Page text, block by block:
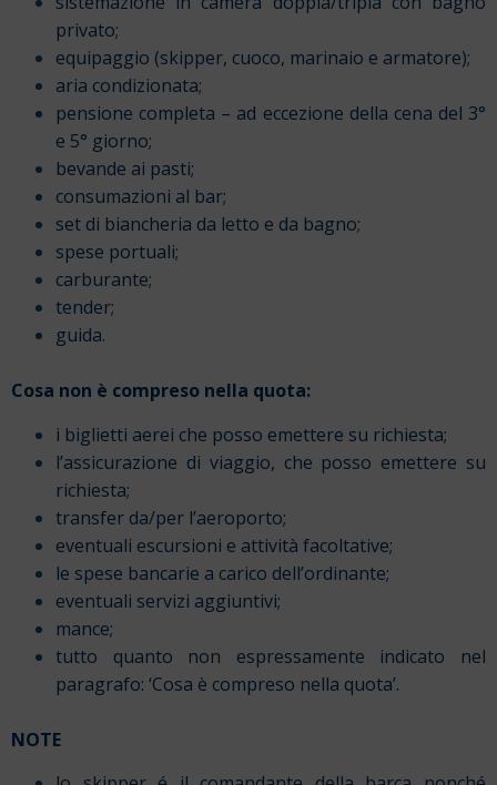
privato;
equipaggio (skipper, cuoco, marinaio e armatore);
aria condizionata;
pensione completa – ad eccezione della cena del 3°
e 5° giorno;
bevande ai pasti;
consumazioni al bar;
set di biancheria da letto e da bagno;
spese portuali;
carburante;
tender;
guida.
Cosa non è compreso nella quota:
i biglietti aerei che posso emettere su richiesta;
l’assicurazione di viaggio, che posso emettere su
richiesta;
transfer da/per l’aeroporto;
eventuali escursioni e attività facoltative;
le spese bancarie a carico dell’ordinante;
eventuali servizi aggiuntivi;
mance;
tutto quanto non espressamente indicato nel
paragrafo: ‘Cosa è compreso nella quota’.
NOTE